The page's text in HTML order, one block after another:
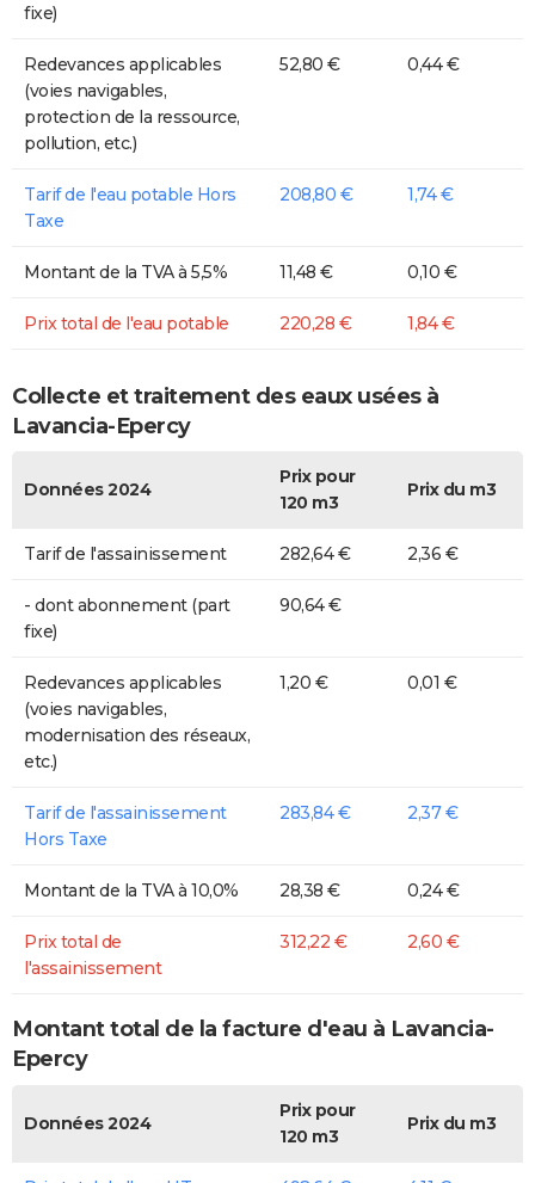
fixe)
Redevances applicables
(voies navigables,
protection de la ressource,
pollution, etc.)
52,80 € 0,44 €
Tarif de l'eau potable Hors
Taxe
208,80 € 1,74 €
Montant de la TVA à 5,5% 11,48 € 0,10 €
Prix total de l'eau potable 220,28 € 1,84 €
Collecte et traitement des eaux usées à
Lavancia-Epercy
Données 2024
Prix pour
120 m3
Prix du m3
Tarif de l'assainissement 282,64 € 2,36 €
- dont abonnement (part
fixe)
90,64 €
Redevances applicables
(voies navigables,
modernisation des réseaux,
etc.)
1,20 € 0,01 €
Tarif de l'assainissement
Hors Taxe
283,84 € 2,37 €
Montant de la TVA à 10,0% 28,38 € 0,24 €
Prix total de
l'assainissement
312,22 € 2,60 €
Montant total de la facture d'eau à Lavancia-
Epercy
Données 2024
Prix pour
120 m3
Prix du m3